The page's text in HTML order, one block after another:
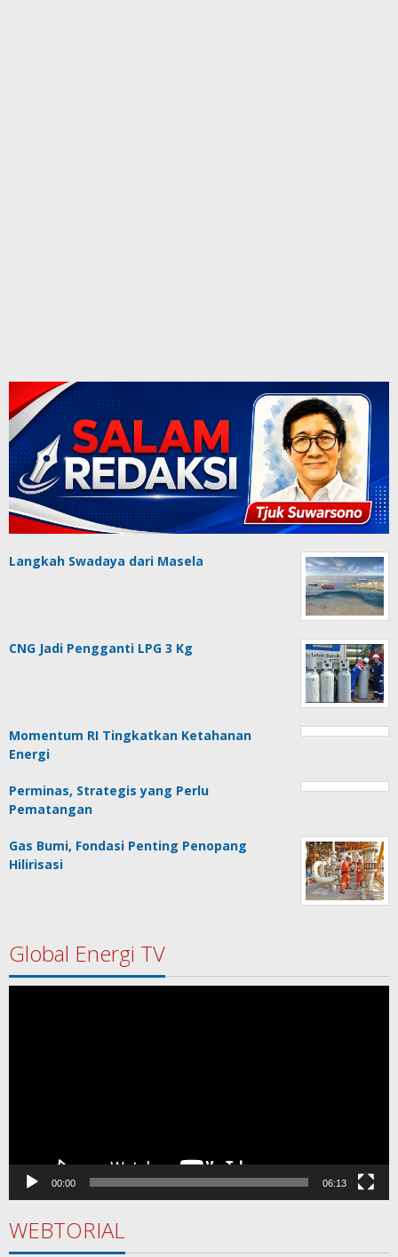
Langkah Swadaya dari Masela
CNG Jadi Pengganti LPG 3 Kg
Momentum RI Tingkatkan Ketahanan
Energi
Perminas, Strategis yang Perlu
Pematangan
Gas Bumi, Fondasi Penting Penopang
Hilirisasi
Global Energi TV
00:00 06:13
WEBTORIAL